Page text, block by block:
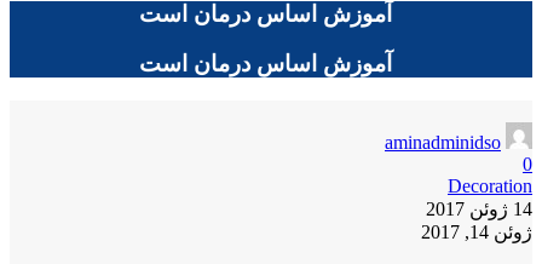
آموزش اساس درمان است
آموزش اساس درمان است
aminadminidso
0
Decoration
14 ژوئن 2017
ژوئن 14, 2017